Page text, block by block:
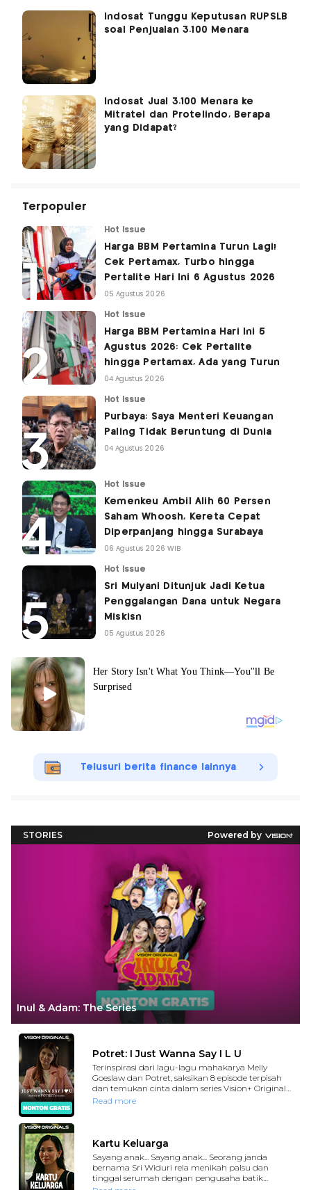
Indosat Tunggu Keputusan RUPSLB
soal Penjualan 3.100 Menara
Indosat Jual 3.100 Menara ke
Mitratel dan Protelindo, Berapa
yang Didapat?
Terpopuler
Hot Issue
Harga BBM Pertamina Turun Lagi!
Cek Pertamax, Turbo hingga
Pertalite Hari Ini 6 Agustus 2026
05 Agustus 2026
Hot Issue
Harga BBM Pertamina Hari Ini 5
Agustus 2026: Cek Pertalite
hingga Pertamax, Ada yang Turun
04 Agustus 2026
Hot Issue
Purbaya: Saya Menteri Keuangan
Paling Tidak Beruntung di Dunia
04 Agustus 2026
Hot Issue
Kemenkeu Ambil Alih 60 Persen
Saham Whoosh, Kereta Cepat
Diperpanjang hingga Surabaya
06 Agustus 2026 WIB
Hot Issue
Sri Mulyani Ditunjuk Jadi Ketua
Penggalangan Dana untuk Negara
Miskisn
05 Agustus 2026
Telusuri berita finance lainnya